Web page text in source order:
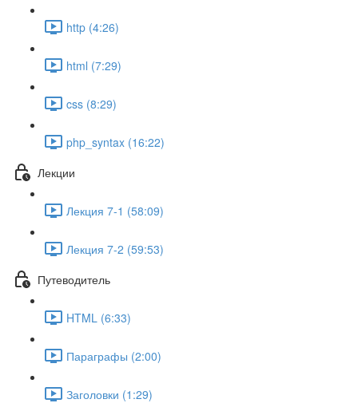
http (4:26)
html (7:29)
css (8:29)
php_syntax (16:22)
Лекции
Лекция 7-1 (58:09)
Лекция 7-2 (59:53)
Путеводитель
HTML (6:33)
Параграфы (2:00)
Заголовки (1:29)